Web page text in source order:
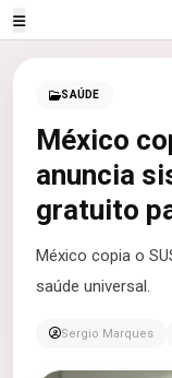
SAÚDE
México
anuncia
gratuito
México copia o
saúde universal.
Sergio Marques